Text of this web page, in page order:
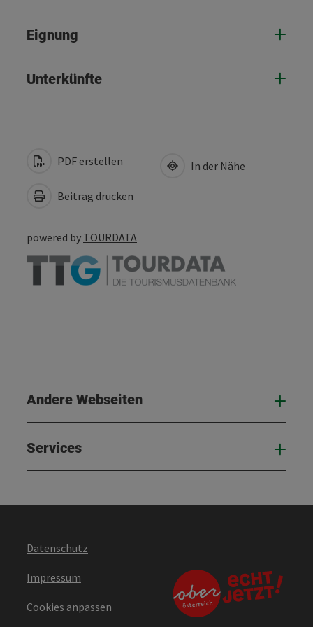
Eignung
Unterkünfte
PDF erstellen
Beitrag drucken
In der Nähe
powered by TOURDATA
Andere Webseiten
Services
Datenschutz
Impressum
Cookies anpassen